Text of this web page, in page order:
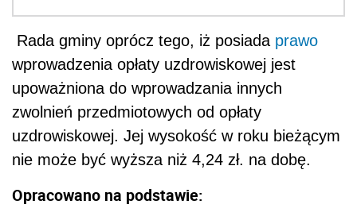
Rada gminy oprócz tego, iż posiada prawo
wprowadzenia opłaty uzdrowiskowej jest
upoważniona do wprowadzania innych
zwolnień przedmiotowych od opłaty
uzdrowiskowej. Jej wysokość w roku bieżącym
nie może być wyższa niż 4,24 zł. na dobę.
Opracowano na podstawie: